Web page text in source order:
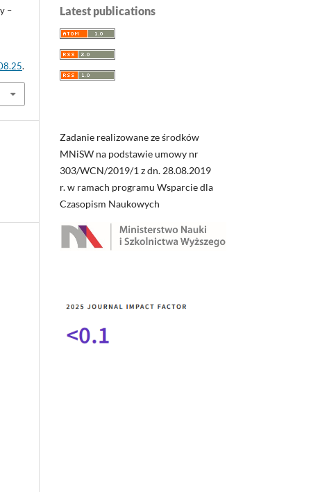
–
.
Latest publications
Zadanie realizowane ze środków
MNiSW na podstawie umowy nr
303/WCN/2019/1 z dn. 28.08.2019
r. w ramach programu Wsparcie dla
Czasopism Naukowych